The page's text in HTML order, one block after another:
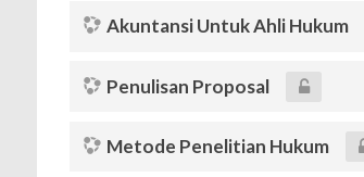
Akuntansi Untuk Ahli Hukum
Penulisan Proposal
Metode Penelitian Hukum